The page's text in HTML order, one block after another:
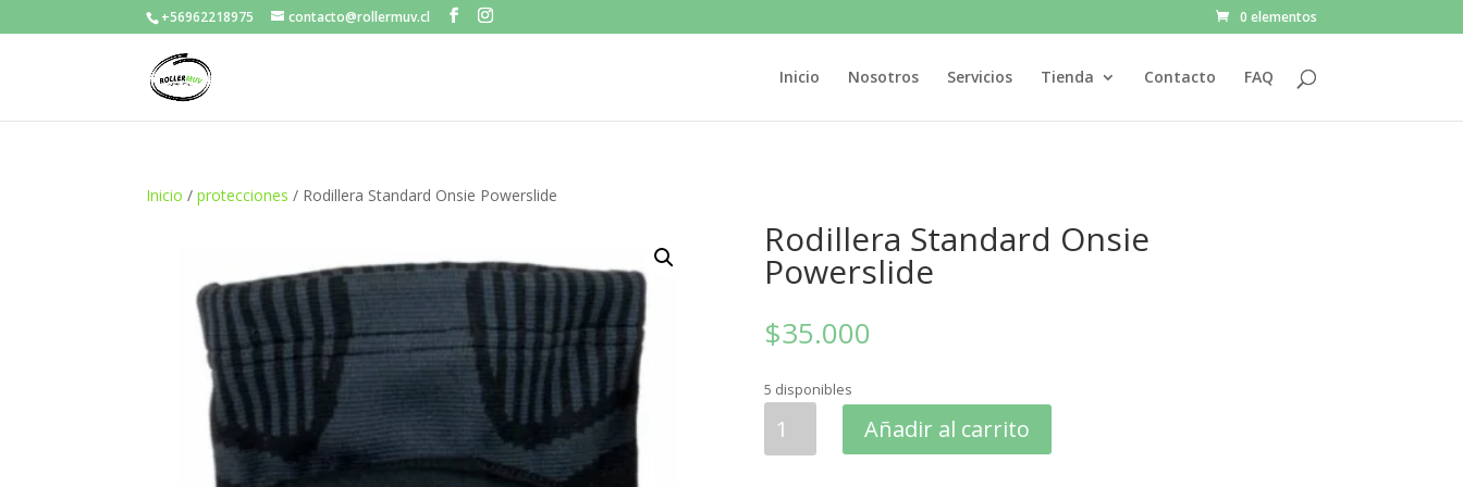
+56962218975 contacto@rollermuv.cl 0 elementos
Inicio Nosotros Servicios Tienda Contacto FAQ
Inicio /protecciones / Rodillera Standard Onsie Powerslide
Rodillera Standard Onsie
Powerslide
$35.000
5 disponibles
Standard
Añadir al carrito